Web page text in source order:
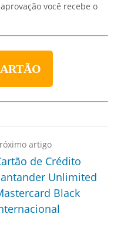
você recebe o
artigo
de Crédito
Unlimited
Black